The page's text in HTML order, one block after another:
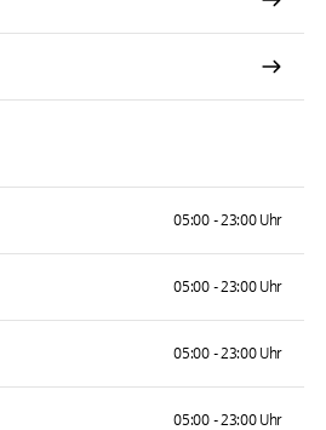
05:00 - 23:00 Uhr
05:00 - 23:00 Uhr
05:00 - 23:00 Uhr
05:00 - 23:00 Uhr